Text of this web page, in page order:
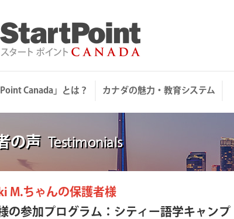
Canada」とは？ カナダの魅力・教育システム
の声 Testimonials
M.ちゃんの保護者様
の参加プログラム：シティー語学キャンプ